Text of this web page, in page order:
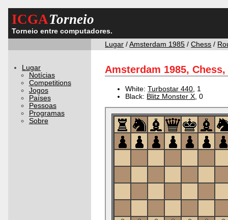
ICGATorneio
Torneio entre computadores.
Lugar /Amsterdam 1985 /Chess /
Lugar
Notícias
Competitions
Jogos
Países
Pessoas
Programas
Sobre
Amsterdam 1985,
White:Turbostar 440 , 1
Black: Blitz Monster X , 0